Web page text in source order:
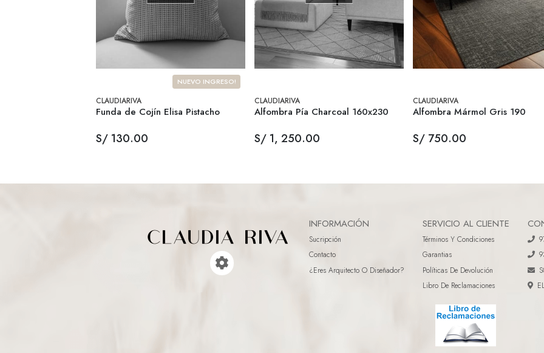
NUEVO INGRESO!
CLAUDIARIVA
Funda de Cojín Elisa Pistacho
S/ 130.00
CLAUDIARIVA
Alfombra Pía Charcoal 160x230
S/ 1, 250.00
CLAUDIARIVA
Alfombra Mármol Gris 190
S/ 750.00
INFORMACIÓN
Sucripción
Contacto
¿eres Arquitecto O Diseñador?
SERVICIO AL CLIENTE
Términos Y Condiciones
Garantias
Políticas De Devolución
Libro De Reclamaciones